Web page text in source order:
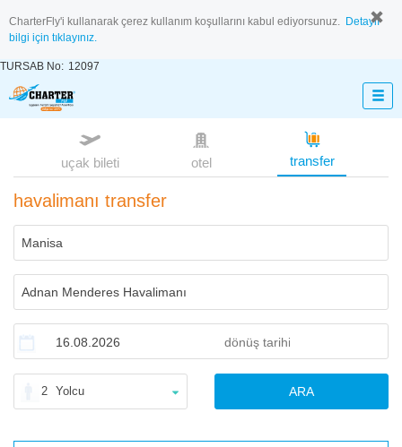
CharterFly'i kullanarak çerez kullanım koşullarını kabul ediyorsunuz. Detaylı
bilgi için tıklayınız.
TURSAB No: 12097
uçak bileti otel transfer
havalimanı transfer
2 Yolcu ARA